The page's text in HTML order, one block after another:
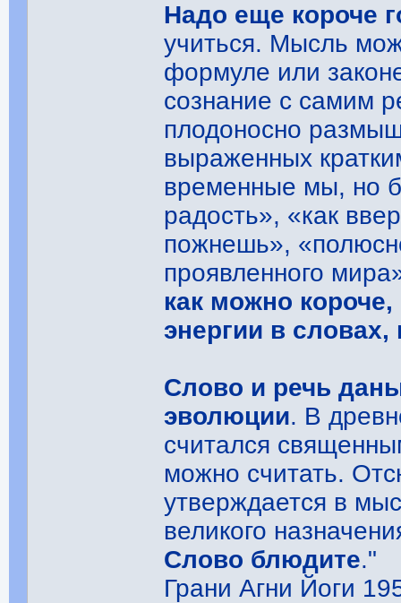
Надо еще короче
учиться. Мысль
формуле или
сознание с самим
плодоносно
выраженных
временные мы, но
радость», «как
пожнешь»,
проявленного
как можно
энергии в словах,
Слово и речь
эволюции. В
считался
можно считать.
утверждается в
великого
Слово блюдите."
Грани Агни Йоги